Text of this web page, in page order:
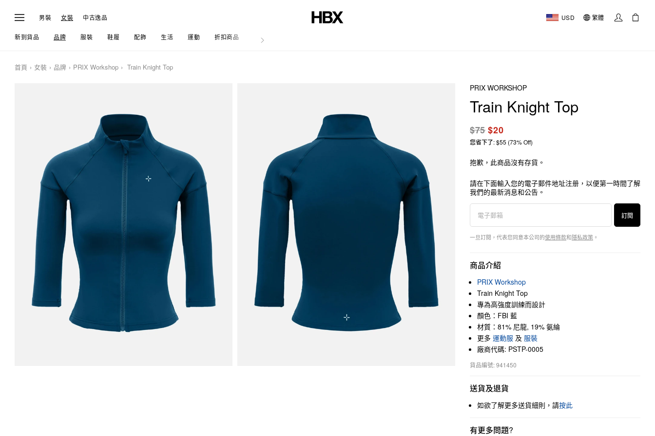
男裝 女裝 中古逸品 USD 繁體
新到貨品 品牌 服裝 鞋履 配飾 生活 運動 折扣商品 文章
首頁 女裝 品牌 PRIX Workshop Train Knight Top
PRIX WORKSHOP
Train Knight Top
$75$20
您省下了: $55 (73% Off)
抱歉，此商品沒有存貨。
請在下面輸入您的電子郵件地址注册，以便第一時間了解
我們的最新消息和公告。
訂閱
一旦訂閱，代表您同意本公司的使用條款和隱私政策 。
商品介紹
PRIX Workshop
Train Knight Top
專為高強度訓練而設計
顏色：FBI 藍
材質：81% 尼龍, 19% 氨綸
更多 運動服 及 服裝
廠商代碼: PSTP-0005
貨品編號: 941450
送貨及退貨
如欲了解更多送貨細則，請按此
有更多問題?